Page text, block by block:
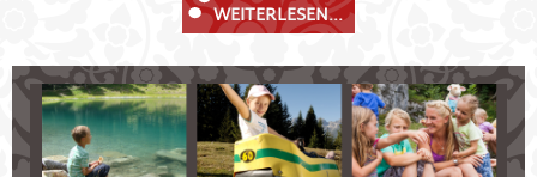
WEITERLESEN...
Sommerurlaub im Stubaital
Unvergessliche Sommertage in Fulpmes im Stubaital!